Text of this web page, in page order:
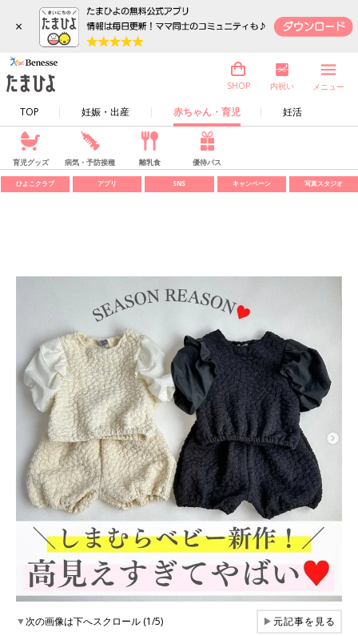
×
TOP 妊娠・出産 赤ちゃん・育児 妊活
SHOP 内祝い メニュー
育児グッズ 病気・予防接種 離乳食 優待パス
ひよこクラブ アプリ SNS キャンペーン 写真スタジオ
▼次の画像は下へスクロール (1/5) ▶元記事を見る